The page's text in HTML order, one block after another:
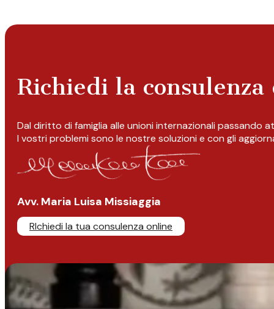
Richiedi la
Dal diritto di famiglia alle unioni internazionali passando
I vostri problemi sono le nostre soluzioni e con gli
Avv. Maria Luisa Missiaggia
RIchiedi la tua consulenza online